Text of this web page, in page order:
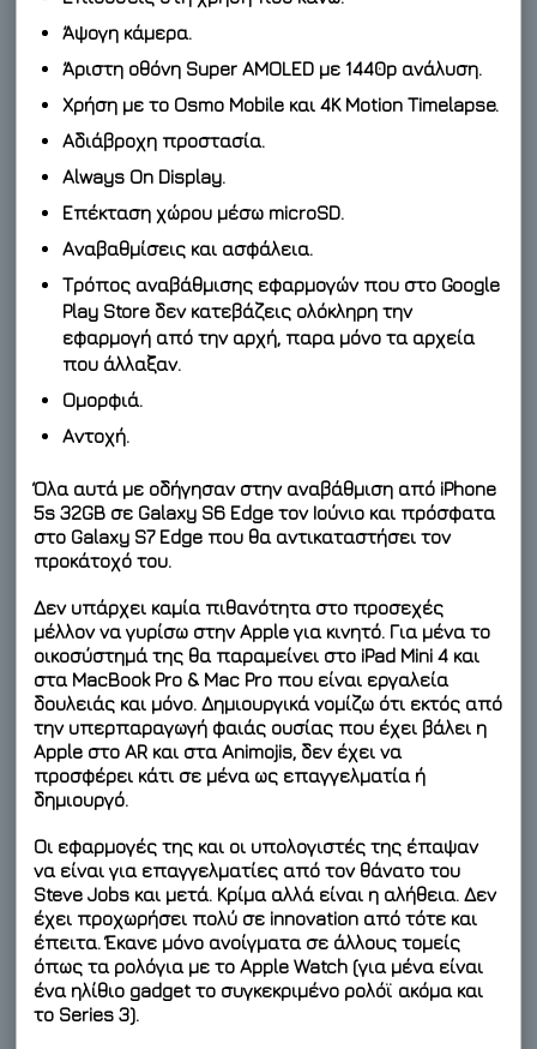
Άψογη κάμερα.
Άριστη οθόνη Super AMOLED με 1440p ανάλυση.
Χρήση με το Osmo Mobile και 4K Motion Timelapse.
Αδιάβροχη προστασία.
Always On Display.
Επέκταση χώρου μέσω microSD.
Αναβαθμίσεις και ασφάλεια.
Τρόπος αναβάθμισης εφαρμογών που στο Google
Play Store δεν κατεβάζεις ολόκληρη την
εφαρμογή από την αρχή, παρα μόνο τα αρχεία
που άλλαξαν.
Ομορφιά.
Αντοχή.
Όλα αυτά με οδήγησαν στην αναβάθμιση από iPhone
5s 32GB σε Galaxy S6 Edge τον Ιούνιο και πρόσφατα
στο Galaxy S7 Edge που θα αντικαταστήσει τον
προκάτοχό του.
Δεν υπάρχει καμία πιθανότητα στο προσεχές
μέλλον να γυρίσω στην Apple για κινητό. Για μένα το
οικοσύστημά της θα παραμείνει στο iPad Mini 4 και
στα MacBook Pro & Mac Pro που είναι εργαλεία
δουλειάς και μόνο. Δημιουργικά νομίζω ότι εκτός από
την υπερπαραγωγή φαιάς ουσίας που έχει βάλει η
Apple στο AR και στα Animojis, δεν έχει να
προσφέρει κάτι σε μένα ως επαγγελματία ή
δημιουργό.
Οι εφαρμογές της και οι υπολογιστές της έπαψαν
να είναι για επαγγελματίες από τον θάνατο του
Steve Jobs και μετά. Κρίμα αλλά είναι η αλήθεια. Δεν
έχει προχωρήσει πολύ σε innovation από τότε και
έπειτα. Έκανε μόνο ανοίγματα σε άλλους τομείς
όπως τα ρολόγια με το Apple Watch (για μένα είναι
ένα ηλίθιο gadget το συγκεκριμένο ρολόϊ ακόμα και
το Series 3).